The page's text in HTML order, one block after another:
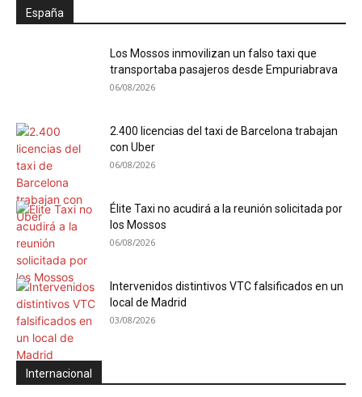
España
Los Mossos inmovilizan un falso taxi que
transportaba pasajeros desde Empuriabrava
06/08/2026
2.400 licencias del taxi de Barcelona trabajan
con Uber
06/08/2026
Élite Taxi no acudirá a la reunión solicitada por
los Mossos
06/08/2026
Intervenidos distintivos VTC falsificados en un
local de Madrid
03/08/2026
Internacional